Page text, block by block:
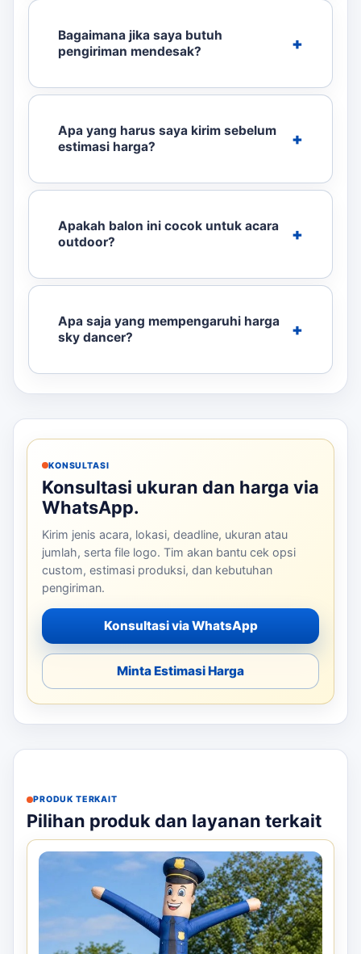
Bagaimana jika saya butuh
pengiriman mendesak?
Apa yang harus saya kirim sebelum
estimasi harga?
Apakah balon ini cocok untuk acara
outdoor?
Apa saja yang mempengaruhi harga
sky dancer?
KONSULTASI
Konsultasi ukuran dan harga via
WhatsApp.
Kirim jenis acara, lokasi, deadline, ukuran atau
jumlah, serta file logo. Tim akan bantu cek opsi
custom, estimasi produksi, dan kebutuhan
pengiriman.
Konsultasi via WhatsApp
Minta Estimasi Harga
PRODUK TERKAIT
Pilihan produk dan layanan terkait